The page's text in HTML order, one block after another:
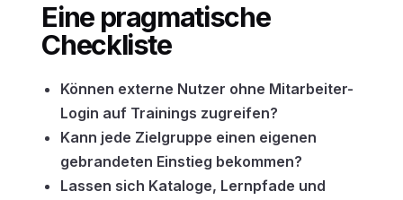
Eine pragmatische
Checkliste
Können externe Nutzer ohne Mitarbeiter-
Login auf Trainings zugreifen?
Kann jede Zielgruppe einen eigenen
gebrandeten Einstieg bekommen?
Lassen sich Kataloge, Lernpfade und